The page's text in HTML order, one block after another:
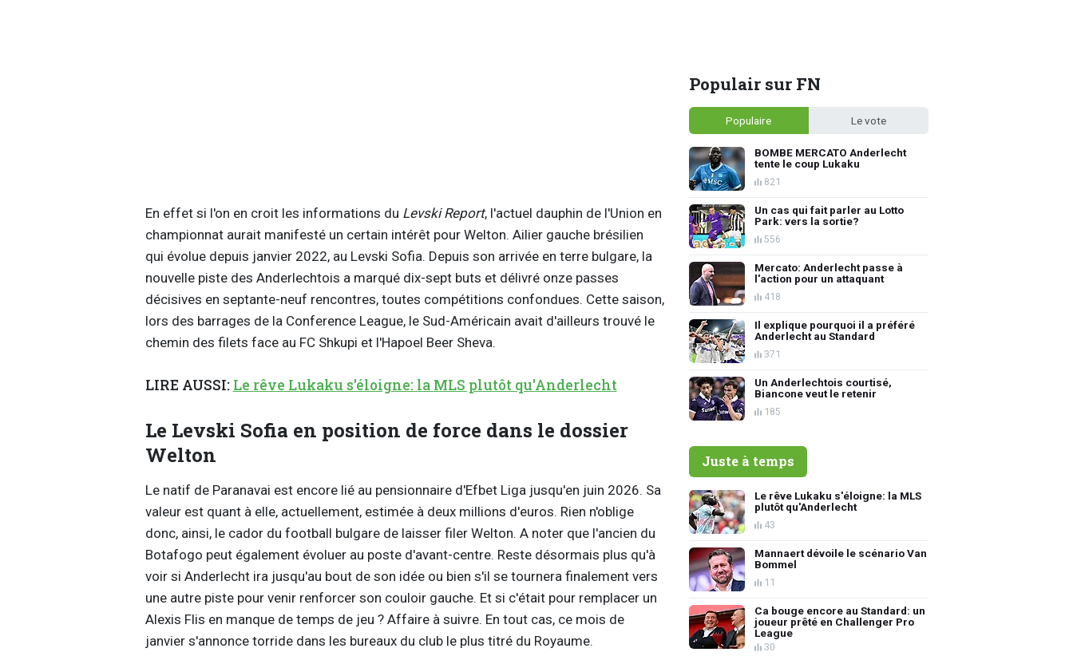
En effet si l'on en croit les informations du Levski Report, l'actuel dauphin de l'Union en
championnat aurait manifesté un certain intérêt pour Welton. Ailier gauche brésilien
qui évolue depuis janvier 2022, au Levski Sofia. Depuis son arrivée en terre bulgare, la
nouvelle piste des Anderlechtois a marqué dix-sept buts et délivré onze passes
décisives en septante-neuf rencontres, toutes compétitions confondues. Cette saison,
lors des barrages de la Conference League, le Sud-Américain avait d'ailleurs trouvé le
chemin des filets face au FC Shkupi et l'Hapoel Beer Sheva.
LIRE AUSSI: Le rêve Lukaku s'éloigne: la MLS plutôt qu'Anderlecht
Le Levski Sofia en position de force dans le dossier
Welton
Le natif de Paranavai est encore lié au pensionnaire d'Efbet Liga jusqu'en juin 2026. Sa
valeur est quant à elle, actuellement, estimée à deux millions d'euros. Rien n'oblige
donc, ainsi, le cador du football bulgare de laisser filer Welton. A noter que l'ancien du
Botafogo peut également évoluer au poste d'avant-centre. Reste désormais plus qu'à
voir si Anderlecht ira jusqu'au bout de son idée ou bien s'il se tournera finalement vers
une autre piste pour venir renforcer son couloir gauche. Et si c'était pour remplacer un
Alexis Flis en manque de temps de jeu ? Affaire à suivre. En tout cas, ce mois de
janvier s'annonce torride dans les bureaux du club le plus titré du Royaume.
Populair sur FN
Populaire Le vote
BOMBE MERCATO Anderlecht
tente le coup Lukaku
821
Un cas qui fait parler au Lotto
Park: vers la sortie?
556
Mercato: Anderlecht passe à
l'action pour un attaquant
418
Il explique pourquoi il a préféré
Anderlecht au Standard
371
Un Anderlechtois courtisé,
Biancone veut le retenir
185
Juste à temps
Le rêve Lukaku s'éloigne: la MLS
plutôt qu'Anderlecht
43
Mannaert dévoile le scénario Van
Bommel
11
Ca bouge encore au Standard: un
joueur prêté en Challenger Pro
League
30